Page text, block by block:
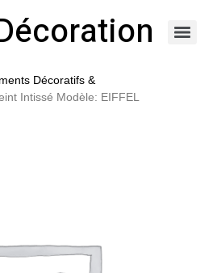
Décoratifs &
Intissé Modèle: EIFFEL